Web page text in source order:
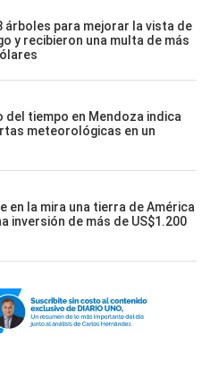
árboles para mejorar la vista de
y recibieron una multa de más
del tiempo en Mendoza indica
meteorológicas en un
en la mira una tierra de América
inversión de más de US$1.200